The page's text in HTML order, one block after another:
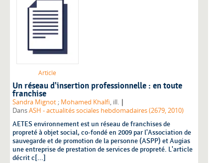
Article
Un réseau d'insertion professionnelle : en toute
franchise
Sandra Mignot ; Mohamed Khalfi, ill. |
DansASH - actualités sociales hebdomadaires (2679, 2010)
AETES environnement est un réseau de franchises de
propreté à objet social, co-fondé en 2009 par l'Association de
sauvegarde et de promotion de la personne (ASPP) et Augias
une entreprise de prestation de services de propreté. L'article
décrit c[...]